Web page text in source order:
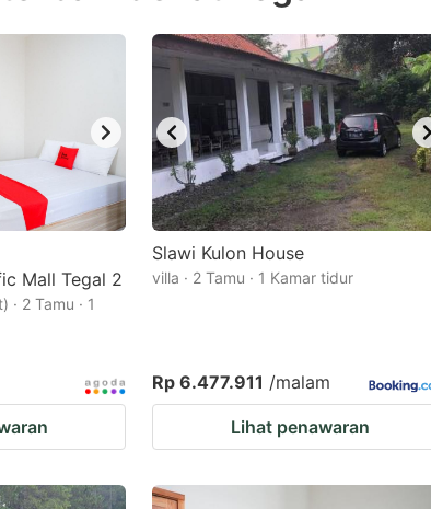
Mall Tegal 2
2 Tamu · 1
Slawi Kulon House
villa · 2 Tamu · 1 Kamar tidur
Rp 6.477.911 /malam
Lihat penawaran